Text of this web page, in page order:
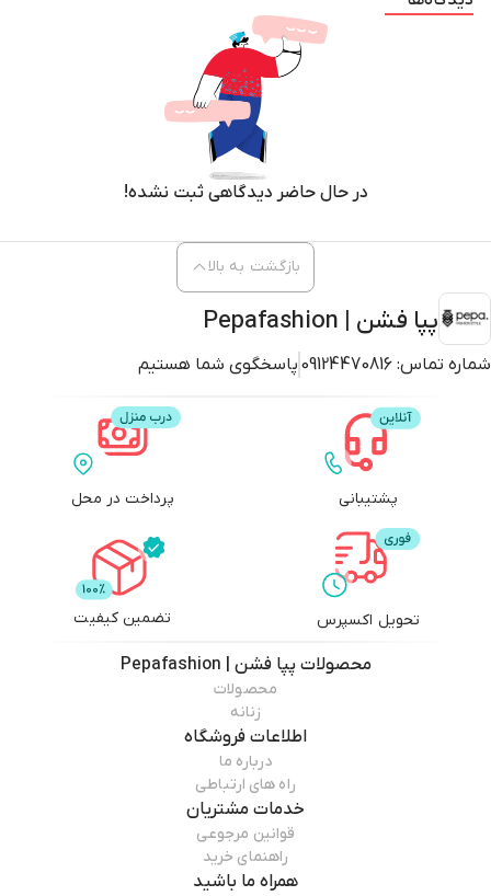
در حال حاضر دیدگاهی ثبت نشده!
پپا فشن | Pepafashion
شماره تماس: 09124470816 پاسخگوی شما هستیم
بازگشت به بالا
پشتیبانی پرداخت در محل
تحویل اکسپرس تضمین کیفیت
محصولات پپا فشن | Pepafashion
محصولات
زنانه
اطلاعات فروشگاه
درباره ما
راه های ارتباطی
خدمات مشتریان
قوانین مرجوعی
راهنمای خرید
همراه ما باشید